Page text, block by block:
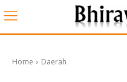
Home Daerah